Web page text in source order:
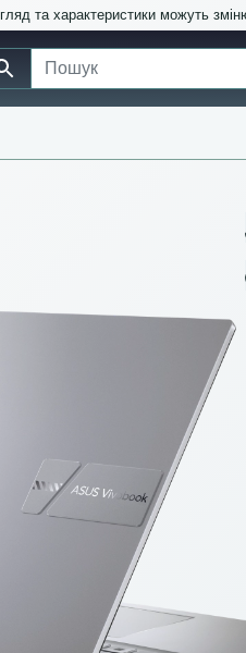
та характеристики можуть